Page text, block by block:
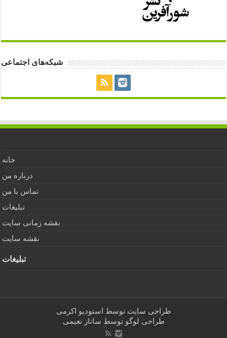
شبکه‌های اجتماعی
خانه
درباره من
تماس با من
تبلیغات
نقشه زمانی سایت
نقشه سایت
تبلیغات
طراحی سایت توسط استودیو اکرمی
طراحی لوگو توسط ساناز نعیمی